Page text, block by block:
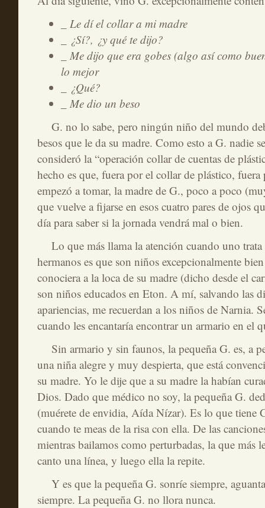
_ Le dí el collar a mi madre
_ ¿Sí?, ¿y qué te dijo?
_ Me dijo que era gobes (algo así como
lo mejor
_ ¿Qué?
_ Me dio un beso
G. no lo sabe, pero ningún niño del mundo
besos que le da su madre. Como esto a G. nadie
consideró la “operación collar de cuentas de
hecho es que, fuera por el collar de plástico,
empezó a tomar, la madre de G., poco a poco
que vuelve a fijarse en esos cuatro pares de ojos
día para saber si la jornada vendrá mal o bien.
Lo que más llama la atención cuando uno trata
hermanos es que son niños excepcionalmente
conociera a la loca de su madre (dicho desde el
son niños educados en Eton. A mí, salvando las
apariencias, me recuerdan a los niños de Narnia.
cuando les encantaría encontrar un armario en el
Sin armario y sin faunos, la pequeña G. es, a
una niña alegre y muy despierta, que está
su madre. Yo le dije que a su madre la habían
Dios. Dado que médico no soy, la pequeña G.
(muérete de envidia, Aída Nízar). Es lo que tiene
cuando te meas de la risa con ella. De las
mientras bailamos como perturbadas, la que más
canto una línea, y luego ella la repite.
Y es que la pequeña G. sonríe siempre,
siempre. La pequeña G. no llora nunca.